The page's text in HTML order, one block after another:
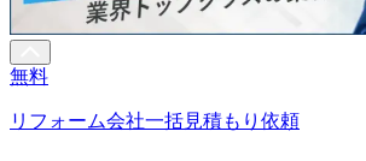
無料
リフォーム会社一括見積もり依頼